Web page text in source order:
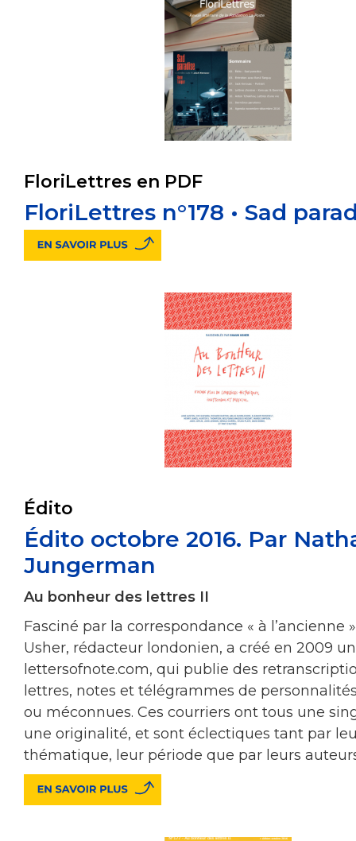
FloriLettres en PDF
FloriLettres n°178 • Sad
Édito
Édito octobre 2016. Par
Jungerman
Au bonheur des lettres II
Fasciné par la correspondance « à l’ancienne
Usher, rédacteur londonien, a créé en 2009
lettersofnote.com, qui publie des
lettres, notes et télégrammes de
ou méconnues. Ces courriers ont tous une
une originalité, et sont éclectiques tant par
thématique, leur période que par leurs